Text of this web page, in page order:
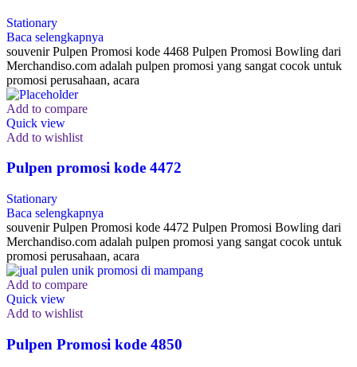
Stationary
Baca selengkapnya
souvenir Pulpen Promosi kode 4468 Pulpen Promosi Bowling dari
Merchandiso.com adalah pulpen promosi yang sangat cocok untuk
promosi perusahaan, acara
Add to compare
Quick view
Add to wishlist
Pulpen promosi kode 4472
Stationary
Baca selengkapnya
souvenir Pulpen Promosi kode 4472 Pulpen Promosi Bowling dari
Merchandiso.com adalah pulpen promosi yang sangat cocok untuk
promosi perusahaan, acara
Add to compare
Quick view
Add to wishlist
Pulpen Promosi kode 4850